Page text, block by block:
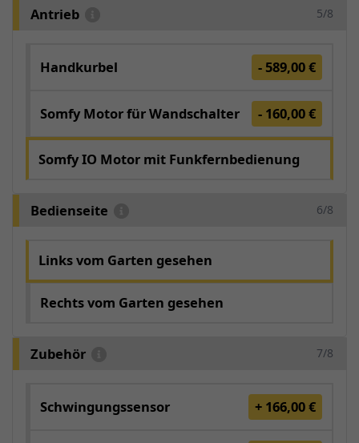
Antrieb 5/8
Handkurbel - 589,00 €
Somfy Motor für Wandschalter - 160,00 €
Somfy IO Motor mit Funkfernbedienung
Bedienseite 6/8
Links vom Garten gesehen
Rechts vom Garten gesehen
Zubehör 7/8
Schwingungssensor + 166,00 €